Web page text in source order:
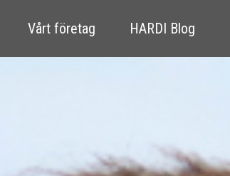
Vårt företag HARDI Blog